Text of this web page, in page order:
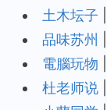
土木坛子
品味苏州
電腦玩物
杜老师说